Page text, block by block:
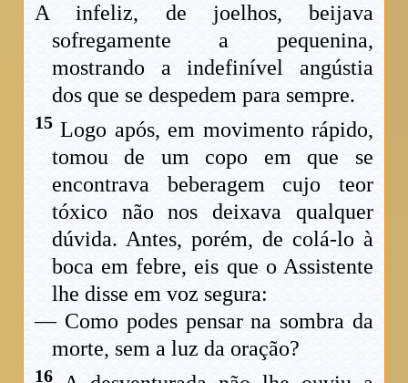
A infeliz, de joelhos, beijava
sofregamente a pequenina,
mostrando a indefinível angústia
dos que se despedem para sempre.
15 Logo após, em movimento rápido,
tomou de um copo em que se
encontrava beberagem cujo teor
tóxico não nos deixava qualquer
dúvida. Antes, porém, de colá-lo à
boca em febre, eis que o Assistente
lhe disse em voz segura:
— Como podes pensar na sombra da
morte, sem a luz da oração?
16